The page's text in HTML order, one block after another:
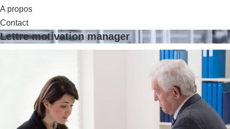
A propos
Contact
Lettre motivation manager